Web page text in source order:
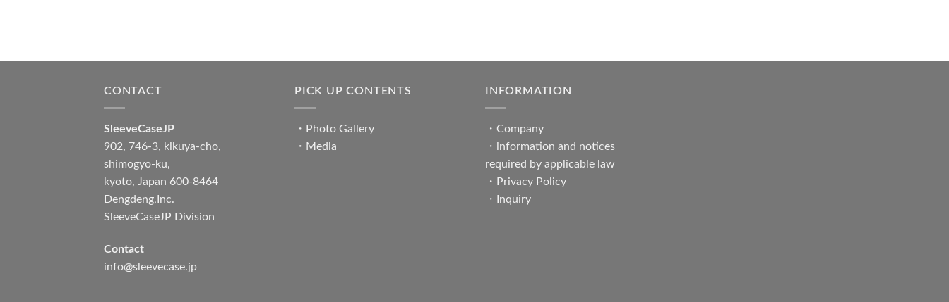
CONTACT
SleeveCaseJP
902, 746-3, kikuya-cho,
shimogyo-ku,
kyoto, Japan 600-8464
Dengdeng,Inc.
SleeveCaseJP Division
Contact
info@sleevecase.jp
PICK UP CONTENTS
・ Photo Gallery
・ Media
INFORMATION
・ Company
・ information and notices
required by applicable law
・ Privacy Policy
・
Inquiry